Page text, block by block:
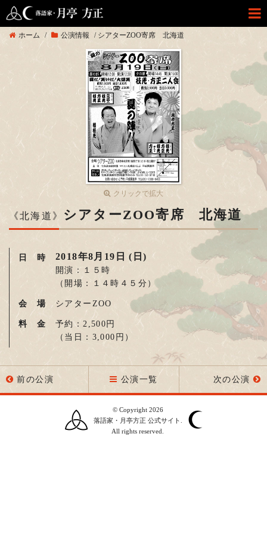
ホーム / 公演情報 / シアターZOO寄席 北海道
クリックで拡大
《北海道》 シアターZOO寄席 北海道
日 時 2018年8月19日 (日)
開演：１５時
（開場：１４時４５分）
会 場 シアターZOO
料 金
予約：2,500円
（当日：3,000円）
前の公演 公演一覧 次の公演
© Copyright 2026
落語家・月亭方正 公式サイト.
All rights reserved.